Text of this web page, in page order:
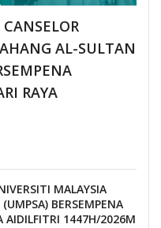
AL-SULTAN
RAYA
MALAYSIA
BERSEMPENA
AIDILFITRI 1447H/2026M